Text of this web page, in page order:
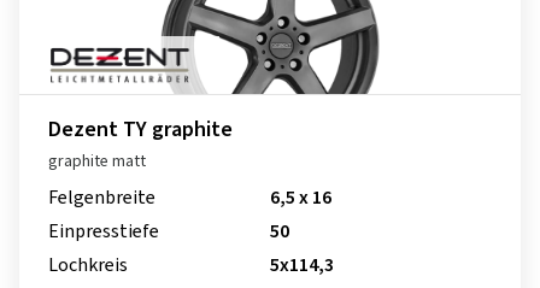
Dezent TY graphite
graphite matt
Felgenbreite
6,5 x 16
Einpresstiefe
50
Lochkreis
5x114,3